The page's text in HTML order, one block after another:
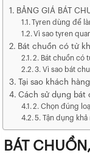
BẢNG GIÁ BÁT
Tyren dùng để
Vì sao tyren
Bát chuồn có từ
2. Bát chuồn có
3. Vì sao bát
Tại sao khách
Cách sử dụng bát
2. Chọn đúng
5. Tận dụng
BÁT